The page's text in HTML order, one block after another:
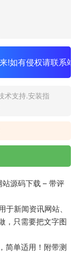
!如有侵权请联系
术支持.安装指
源码下载 – 带评
新闻资讯网站、
，只需要把文字图
简单适用！附带测